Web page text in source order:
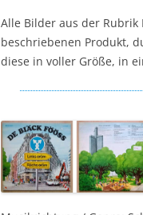
Alle Bilder aus der
beschriebenen Produkt,
diese in voller Größe, in